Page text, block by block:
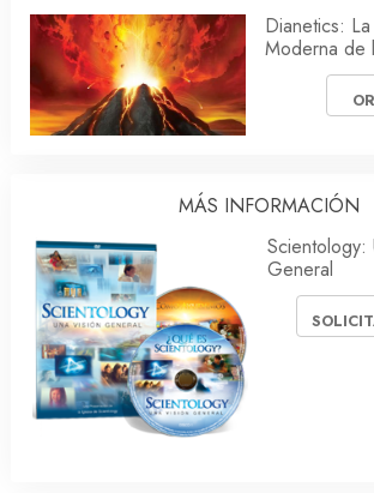
Dianetics:
Moderna de
MÁS INFORMACIÓN
Scientology:
General